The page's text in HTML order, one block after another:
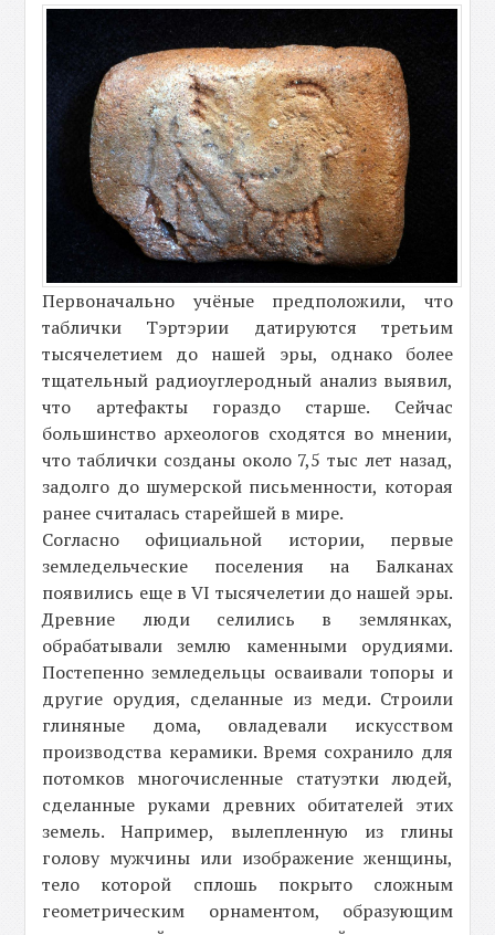
Первоначально учёные предположили, что
таблички Тэртэрии датируются третьим
тысячелетием до нашей эры, однако более
тщательный радиоуглеродный анализ выявил,
что артефакты гораздо старше. Сейчас
большинство археологов сходятся во мнении,
что таблички созданы около 7,5 тыс лет назад,
задолго до шумерской письменности, которая
ранее считалась старейшей в мире.
Согласно официальной истории, первые
земледельческие поселения на Балканах
появились еще в VI тысячелетии до нашей эры.
Древние люди селились в землянках,
обрабатывали землю каменными орудиями.
Постепенно земледельцы осваивали топоры и
другие орудия, сделанные из меди. Строили
глиняные дома, овладевали искусством
производства керамики. Время сохранило для
потомков многочисленные статуэтки людей,
сделанные руками древних обитателей этих
земель. Например, вылепленную из глины
голову мужчины или изображение женщины,
тело которой сплошь покрыто сложным
геометрическим орнаментом, образующим